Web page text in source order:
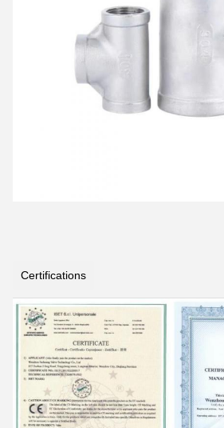
Certifications